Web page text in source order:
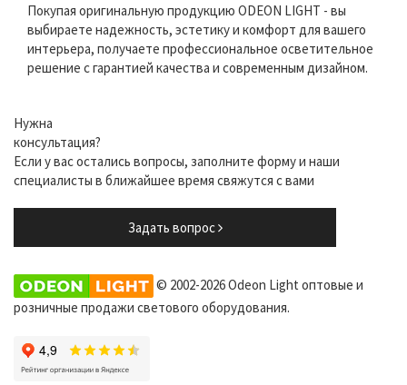
Покупая оригинальную продукцию ODEON LIGHT - вы
выбираете надежность, эстетику и комфорт для вашего
интерьера, получаете профессиональное осветительное
решение с гарантией качества и современным дизайном.
Нужна
консультация?
Если у вас остались вопросы, заполните форму и наши
специалисты в ближайшее время свяжутся с вами
Задать вопрос
© 2002-2026 Odeon Light оптовые и
розничные продажи светового оборудования.